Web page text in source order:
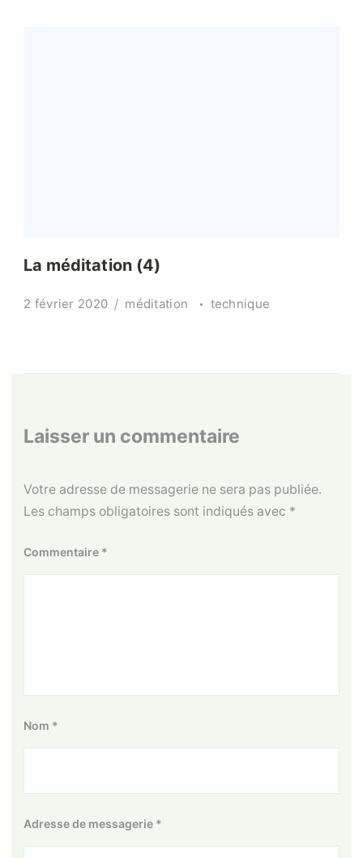
La méditation (4)
2 février 2020 méditation technique
Laisser un commentaire
Votre adresse de messagerie ne sera pas publiée.
Les champs obligatoires sont indiqués avec *
Commentaire *
Nom *
Adresse de messagerie *